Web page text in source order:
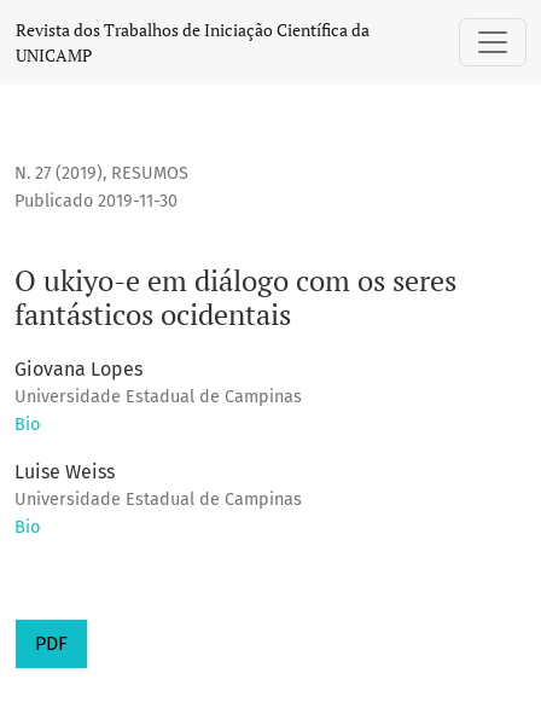
O ukiyo-e em diálogo com os seres fantásticos ocidentais
Revista dos Trabalhos de Iniciação Científica da
UNICAMP
N. 27 (2019), RESUMOS
O ukiyo-e em diálogo com os seres
fantásticos ocidentais
Publicado 2019-11-30
Giovana Lopes
Universidade Estadual de Campinas
Bio
Luise Weiss
Universidade Estadual de Campinas
Bio
PDF